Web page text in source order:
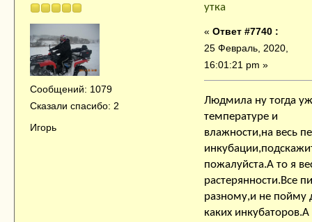
Сообщений: 1079
Сказали спасибо: 2
Игорь
утка
« Ответ #7740 :
25 Февраль, 2020,
16:01:21 pm »
Людмила ну тогда
температуре и
влажности,на весь
пожалуйста.А то я
растерянности.Все
разному,и не пойму
каких инкубаторов.А